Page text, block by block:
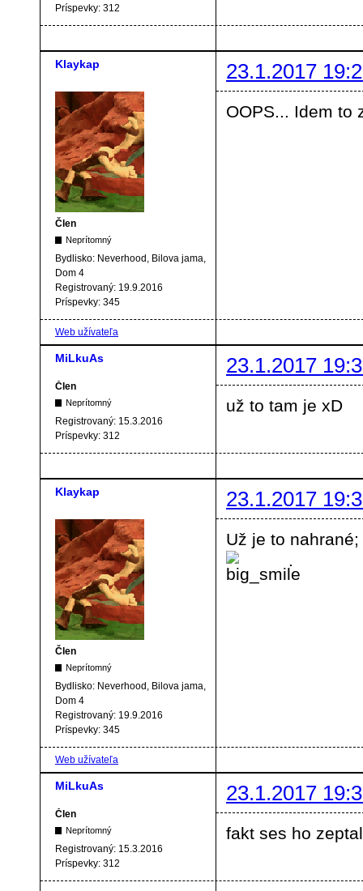
Príspevky: 312
Klaykap 23.1.2017
Člen
Neprítomný
Bydlisko: Neverhood, Bilova jama,
Dom 4
Registrovaný: 19.9.2016
Príspevky: 345
OOPS... Idem to
Web užívateľa
MiLkuAs 23.1.2017
Člen
Neprítomný
Registrovaný: 15.3.2016
Príspevky: 312
už to tam je xD
Klaykap 23.1.2017
Člen
Neprítomný
Bydlisko: Neverhood, Bilova jama,
Dom 4
Registrovaný: 19.9.2016
Príspevky: 345
Už je to
.
Web užívateľa
MiLkuAs 23.1.2017
Člen
Neprítomný
Registrovaný: 15.3.2016
Príspevky: 312
fakt ses ho